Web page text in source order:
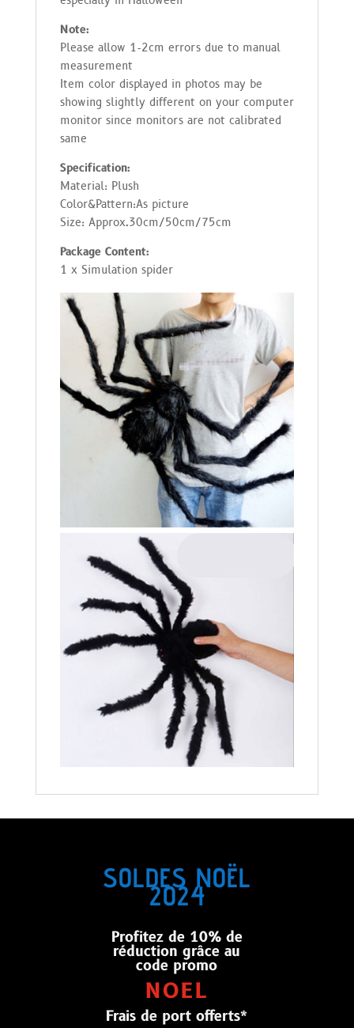
Note:
Please allow 1-2cm errors due to manual
measurement
Item color displayed in photos may be
showing slightly different on your computer
monitor since monitors are not calibrated
same
Specification:
Material: Plush
Color&Pattern:As picture
Size: Approx.30cm/50cm/75cm
Package Content:
1 x Simulation spider
SOLDES NOËL
2024
Profitez de 10% de
réduction grâce au
code promo
NOEL
Frais de port offerts*